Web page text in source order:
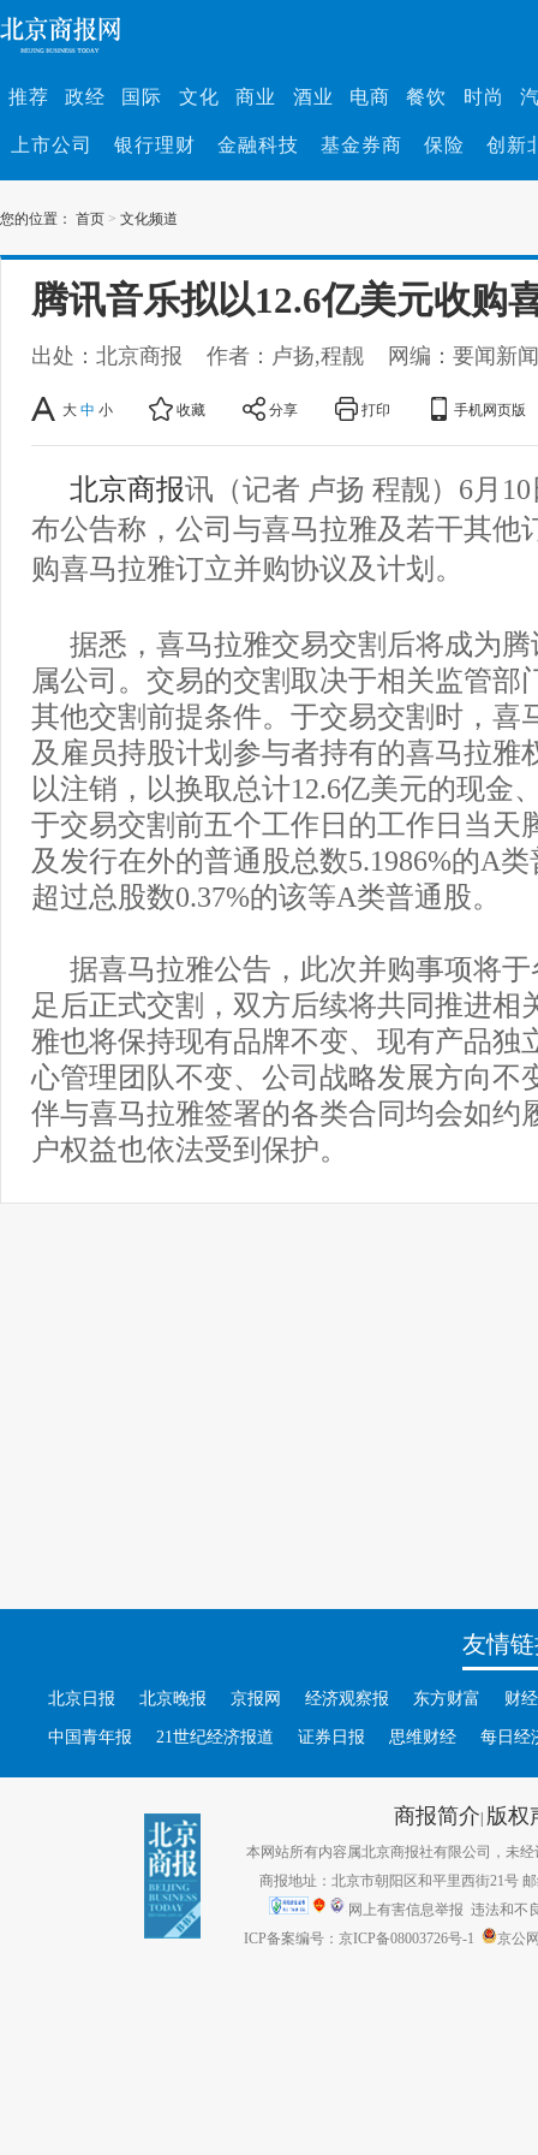
推荐 政经 国际 文化 商业 酒业 电商 餐饮 时尚
上市公司 银行理财 金融科技 基金券商 保险 创新
您的位置： 首页 > 文化频道
腾讯音乐拟以12.6亿美元收购
出处：北京商报 作者：卢扬,程靓 网编：要闻新
大 中 小 收藏 分享 打印 手机网页版
北京商报讯（记者 卢扬 程靓）6月
布公告称，公司与喜马拉雅及若干其他
购喜马拉雅订立并购协议及计划。
据悉，喜马拉雅交易交割后将成为
属公司。交易的交割取决于相关监管部
其他交割前提条件。于交易交割时，喜
及雇员持股计划参与者持有的喜马拉雅
以注销，以换取总计12.6亿美元的现金
于交易交割前五个工作日的工作日当天
及发行在外的普通股总数5.1986%的A
超过总股数0.37%的该等A类普通股。
据喜马拉雅公告，此次并购事项将
足后正式交割，双方后续将共同推进相
雅也将保持现有品牌不变、现有产品独
心管理团队不变、公司战略发展方向不
伴与喜马拉雅签署的各类合同均会如约
户权益也依法受到保护。
友情
北京日报 北京晚报 京报网 经济观察报 东方财富 财
中国青年报 21世纪经济报道 证券日报 思维财经 每日经
商报简介| 版权
本网站所有内容属北京商报社有限公司，未经
商报地址：北京市朝阳区和平里西街21号
网上有害信息举报 违法和不
ICP备案编号：京ICP备08003726号-1
京公